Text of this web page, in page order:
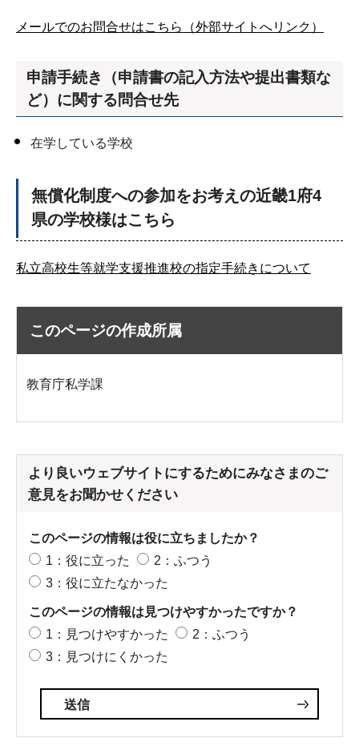
メールでのお問合せはこちら（外部サイトへリンク）
申請手続き（申請書の記入方法や提出書類な
ど）に関する問合せ先
在学している学校
無償化制度への参加をお考えの近畿1府4
県の学校様はこちら
私立高校生等就学支援推進校の指定手続きについて
このページの作成所属
教育庁私学課
より良いウェブサイトにするためにみなさまのご
意見をお聞かせください
このページの情報は役に立ちましたか？
1：役に立った
2：ふつう
3：役に立たなかった
このページの情報は見つけやすかったですか？
1：見つけやすかった
2：ふつう
3：見つけにくかった